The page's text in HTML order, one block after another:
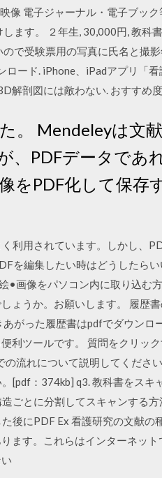
像 電子ジャーナル・電子ブッ
ます。 ２年生, 30,000円, 教科
で受験票用の写真に氏名と撮
ード. iPhone、iPadアプリ「看
解剖図には敵わない. おすすめ
。 Mendeleyは文
、PDFデータであ
をPDF化して保存
利用されています。しかし、
を編集したい時はどうしたらい
•画像をパソコン内に取り込む
ょうか。お願いします。 履歴
がった履歴書はpdfでダウンロ
利ツールです。 質問をクリッ
流れについて説明してくださ
[pdf：374kb] q3. 教科書をスキ
ごとに分割してスキャンする方
後にPDF Ex 看護研究の文献の
ます。これらはインターネット